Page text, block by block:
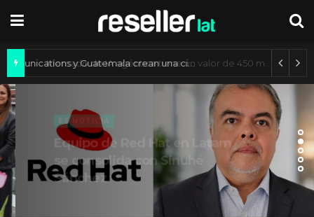
Axis Communications y Guatemala crean una ciudad inteligente
ES NOTICIA
Equipo de Red Hat en Latam
se consolida con Sinuhé
Sánchez